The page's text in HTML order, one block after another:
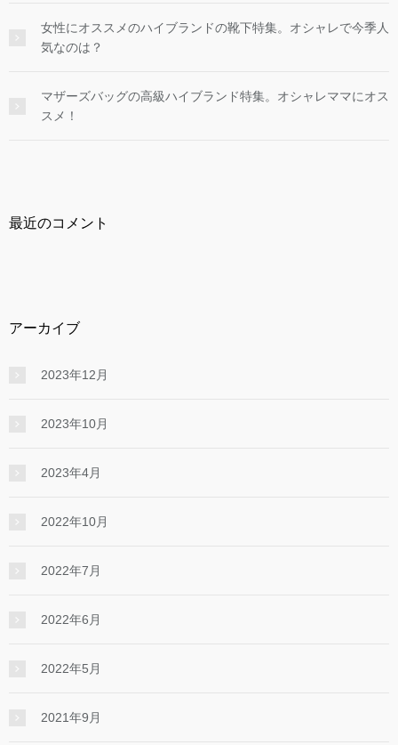
女性にオススメのハイブランドの靴下特集。オシャレで今季人
気なのは？
マザーズバッグの高級ハイブランド特集。オシャレママにオス
スメ！
最近のコメント
アーカイブ
2023年12月
2023年10月
2023年4月
2022年10月
2022年7月
2022年6月
2022年5月
2021年9月